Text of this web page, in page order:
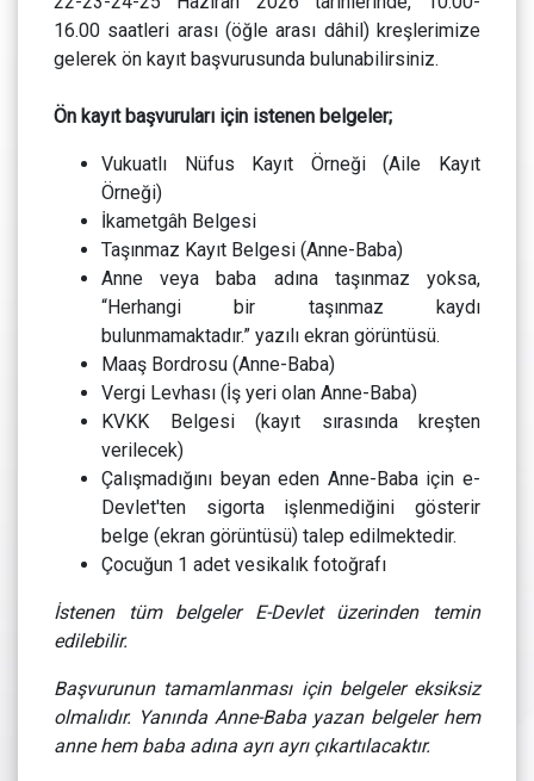
16.00 saatleri arası (öğle arası dâhil) kreşlerimize
gelerek ön kayıt başvurusunda bulunabilirsiniz.
Ön kayıt başvuruları için istenen belgeler;
Vukuatlı Nüfus Kayıt Örneği (Aile Kayıt
Örneği)
İkametgâh Belgesi
Taşınmaz Kayıt Belgesi (Anne-Baba)
Anne veya baba adına taşınmaz yoksa,
“Herhangi bir taşınmaz kaydı
bulunmamaktadır.” yazılı ekran görüntüsü.
Maaş Bordrosu (Anne-Baba)
Vergi Levhası (İş yeri olan Anne-Baba)
KVKK Belgesi (kayıt sırasında kreşten
verilecek)
Çalışmadığını beyan eden Anne-Baba için e-
Devlet'ten sigorta işlenmediğini gösterir
belge (ekran görüntüsü) talep edilmektedir.
Çocuğun 1 adet vesikalık fotoğrafı
İstenen tüm belgeler E-Devlet üzerinden temin
edilebilir.
Başvurunun tamamlanması için belgeler eksiksiz
olmalıdır. Yanında Anne-Baba yazan belgeler hem
anne hem baba adına ayrı ayrı çıkartılacaktır.